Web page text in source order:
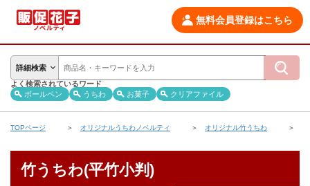
無料会員登録はこちら
詳細検索
よく検索されているワード
ボールペン
うちわ お菓子 クリアファイル
TOPページ オリジナルうちわノベルティ オリジナル竹うちわ
竹うちわ(平竹小判)